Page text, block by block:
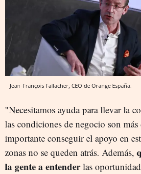
Jean-François Fallacher, CEO de Orange España.
"Necesitamos ayuda para llevar la
las condiciones de negocio son
importante conseguir el apoyo en
zonas no se queden atrás. Además,
la gente a entenderlas